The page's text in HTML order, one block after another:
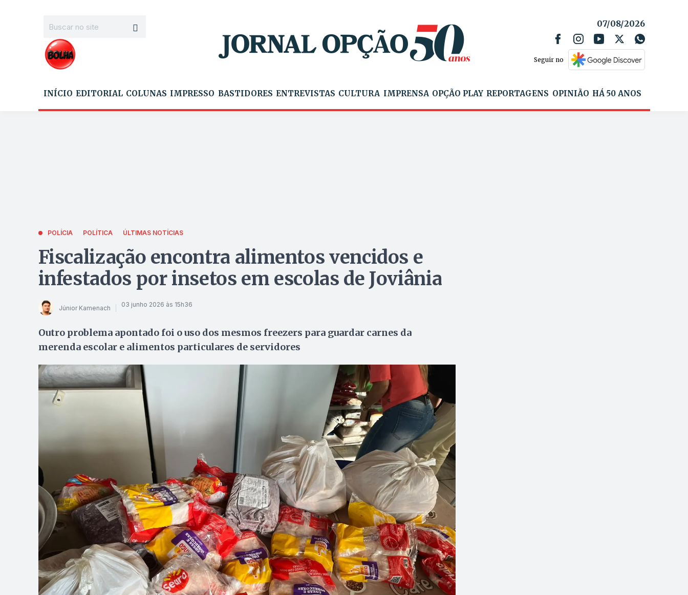
07/08/2026
Seguir no
INÍCIO EDITORIAL COLUNAS IMPRESSO BASTIDORES ENTREVISTAS CULTURA IMPRENSA OPÇÃO PLAY REPORTAGENS OPINIÃO HÁ 50 ANOS
POLÍCIA POLÍTICA ÚLTIMAS NOTÍCIAS
Fiscalização encontra alimentos vencidos e
infestados por insetos em escolas de Joviânia
Júnior Kamenach 03 junho 2026 às 15h36
Outro problema apontado foi o uso dos mesmos freezers para guardar carnes da
merenda escolar e alimentos particulares de servidores